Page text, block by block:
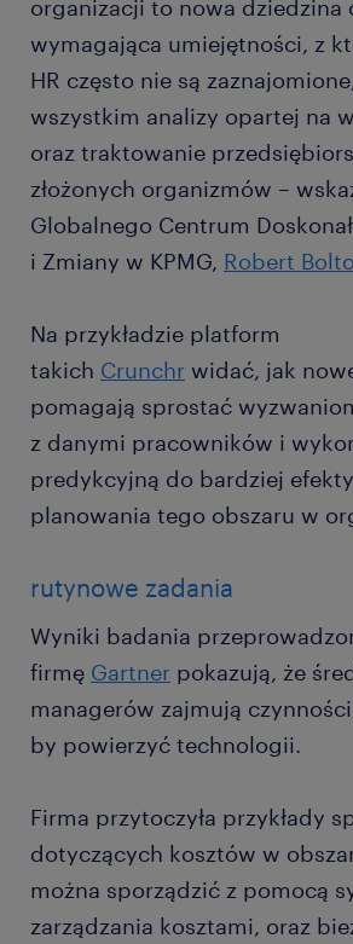
organizacji to nowa dziedzina
wymagająca umiejętności, z
HR często nie są
wszystkim analizy opartej na
oraz traktowanie
złożonych organizmów –
Globalnego Centrum
i Zmiany w KPMG, Robert
Na przykładzie platform
takich Crunchr widać, jak
pomagają sprostać
z danymi pracowników i
predykcyjną do bardziej
planowania tego obszaru w
rutynowe zadania
Wyniki badania
firmę Gartner pokazują, że
managerów zajmują
by powierzyć technologii.
Firma przytoczyła przykłady
dotyczących kosztów w
można sporządzić z pomocą
zarządzania kosztami, oraz